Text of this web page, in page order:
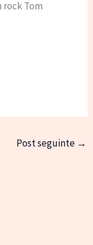
rock Tom
Post seguinte →